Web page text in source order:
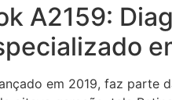
A2159:
em 2019, faz parte